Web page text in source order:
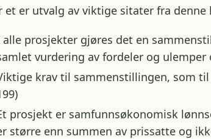
et er utvalg av viktige sitater fra denne
alle prosjekter gjøres det en
vurdering av fordeler og
krav til sammenstillingen, som
prosjekt er samfunnsøkonomisk
større enn summen av prissatte og